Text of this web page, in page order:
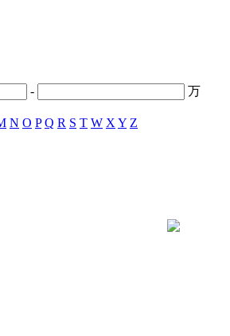
- 万
N O P Q R S T W X Y Z